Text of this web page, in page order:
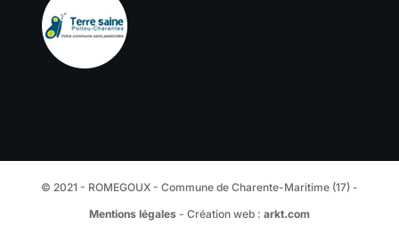
© 2021 - ROMEGOUX - Commune de Charente-Maritime (17) -
Mentions légales- Création web : arkt.com